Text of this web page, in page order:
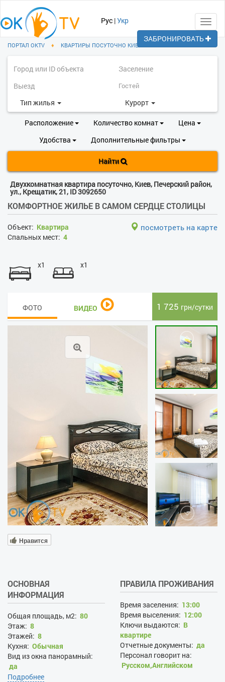
Рус |Укр
ПОРТАЛ OKTV ♦ КВАРТИРЫ ПОСУТОЧНО КИЕВ
Тип жилья Курорт
Расположение Количество комнат
Цена
Удобства
Дополнительные фильтры
Найти
Двухкомнатная квартира посуточно, Киев, Печерский район,
ул., Крещатик, 21, ID 3092650
КОМФОРТНОЕ ЖИЛЬЕ В САМОМ СЕРДЦЕ СТОЛИЦЫ
Объект: Квартира
Спальных мест: 4
посмотреть на карте
x1 x1
ФОТО ВИДЕО 1 725 грн/сутки
Нравится
ОСНОВНАЯ
ИНФОРМАЦИЯ
Общая площадь, м2: 80
Этаж: 8
Этажей: 8
Кухня: Обычная
Вид из окна панорамный:
да
Вид из окна на улицу:
ПРАВИЛА ПРОЖИВАНИЯ
Время заселения: 13:00
Время выселения: 12:00
Ключи выдаются: В
квартире
Отчетные документы: да
Персонал говорит на:
Русском,Английском
Подробнее
ЗАБРОНИРОВАТЬ